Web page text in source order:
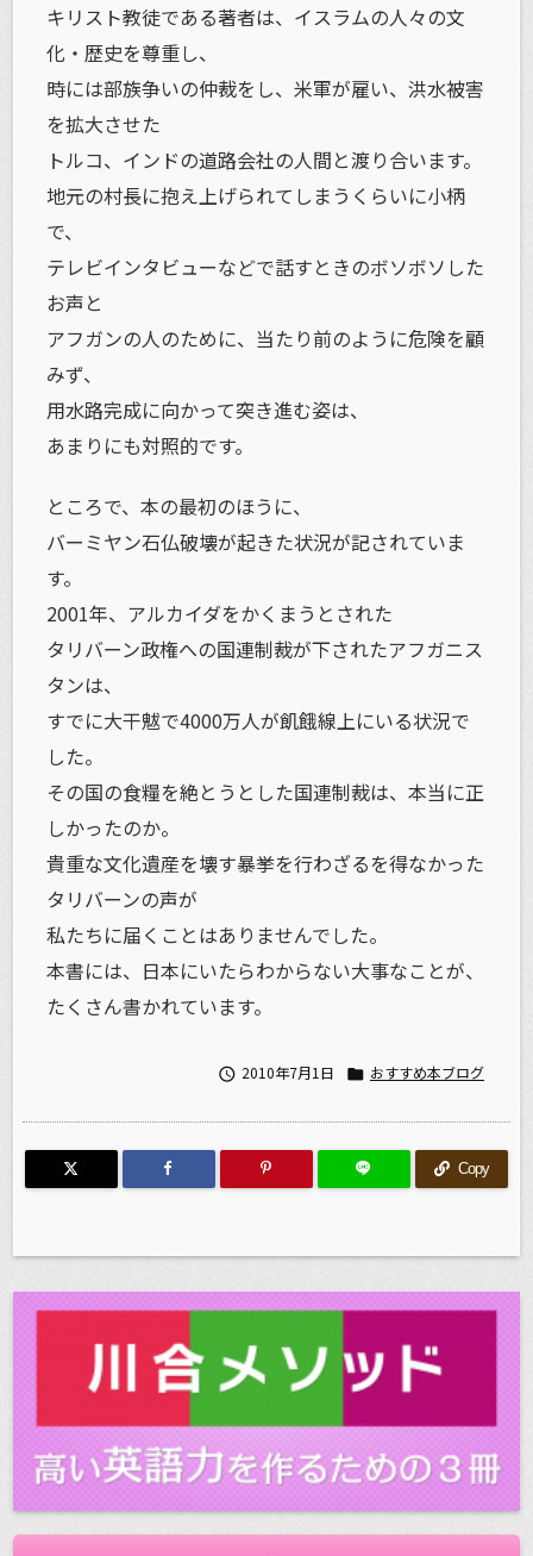
キリスト教徒である著者は、イスラムの人々の文
化・歴史を尊重し、
時には部族争いの仲裁をし、米軍が雇い、洪水被害
を拡大させた
トルコ、インドの道路会社の人間と渡り合います。
地元の村長に抱え上げられてしまうくらいに小柄
で、
テレビインタビューなどで話すときのボソボソした
お声と
アフガンの人のために、当たり前のように危険を顧
みず、
用水路完成に向かって突き進む姿は、
あまりにも対照的です。
ところで、本の最初のほうに、
バーミヤン石仏破壊が起きた状況が記されていま
す。
2001年、アルカイダをかくまうとされた
タリバーン政権への国連制裁が下されたアフガニス
タンは、
すでに大干魃で4000万人が飢餓線上にいる状況で
した。
その国の食糧を絶とうとした国連制裁は、本当に正
しかったのか。
貴重な文化遺産を壊す暴挙を行わざるを得なかった
タリバーンの声が
私たちに届くことはありませんでした。
本書には、日本にいたらわからない大事なことが、
たくさん書かれています。
 2010年7月1日  おすすめ本ブログ
Copy